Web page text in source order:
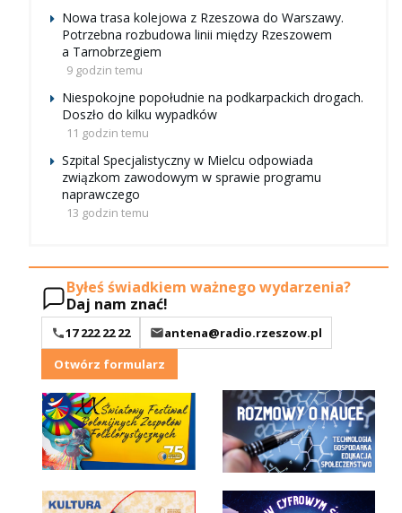
Nowa trasa kolejowa z Rzeszowa do Warszawy.
Potrzebna rozbudowa linii między Rzeszowem
a Tarnobrzegiem
9 godzin temu
Niespokojne popołudnie na podkarpackich drogach.
Doszło do kilku wypadków
11 godzin temu
Szpital Specjalistyczny w Mielcu odpowiada
związkom zawodowym w sprawie programu
naprawczego
13 godzin temu
Byłeś świadkiem ważnego wydarzenia?
Daj nam znać!
17 222 22 22
antena@radio.rzeszow.pl
Otwórz formularz